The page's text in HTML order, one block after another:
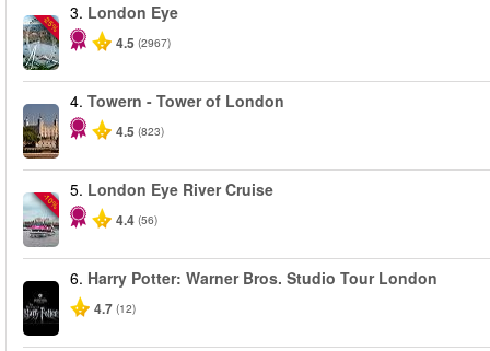
-25%
3. London Eye
4.5 (2967)
4. Towern - Tower of London
4.5 (823)
-10%
5. London Eye River Cruise
4.4 (56)
6. Harry Potter: Warner Bros. Studio Tour London
4.7 (12)